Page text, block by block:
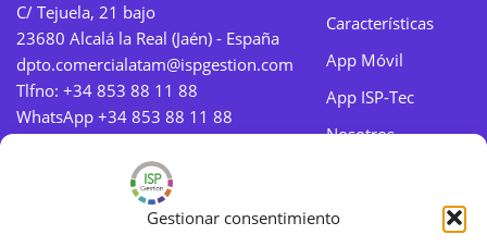
Gestionar consentimiento
C/ Tejuela, 21 bajo
23680 Alcalá la Real (Jaén) - España
dpto.comercialatam@ispgestion.com
Tlfno: +34 853 88 11 88
WhatsApp +34 853 88 11 88
Características
App Móvil
App ISP-Tec
Nosotros